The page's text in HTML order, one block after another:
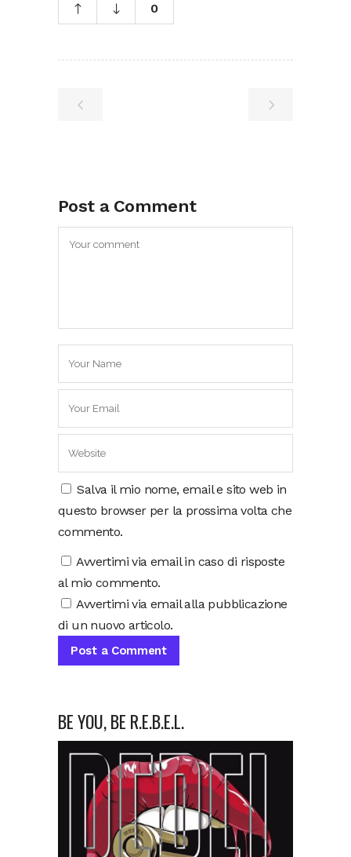
0
Post a Comment
Salva il mio nome, email e sito web in
questo browser per la prossima volta che
commento.
Avvertimi via email in caso di risposte
al mio commento.
Avvertimi via email alla pubblicazione
di un nuovo articolo.
BE YOU, BE R.E.B.E.L.